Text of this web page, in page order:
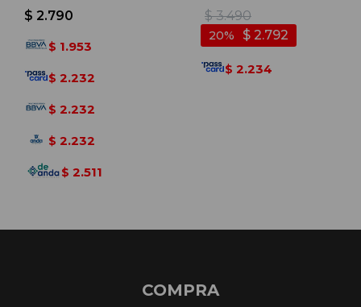
Cierre Y Taco Bajo
Cuadrado - Negro
$ 2.790
$ 1.953
$ 2.232
$ 2.232
$ 2.232
$ 2.511
C/elastico - Negro -
Negro
$ 3.490
$ 2.792
20
$ 2.234
COMPRA